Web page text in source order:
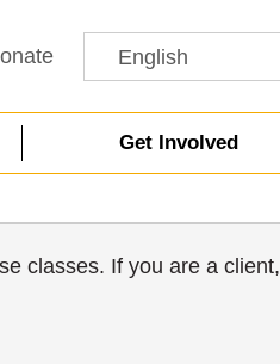
English
Get Involved
classes. If you are a client,